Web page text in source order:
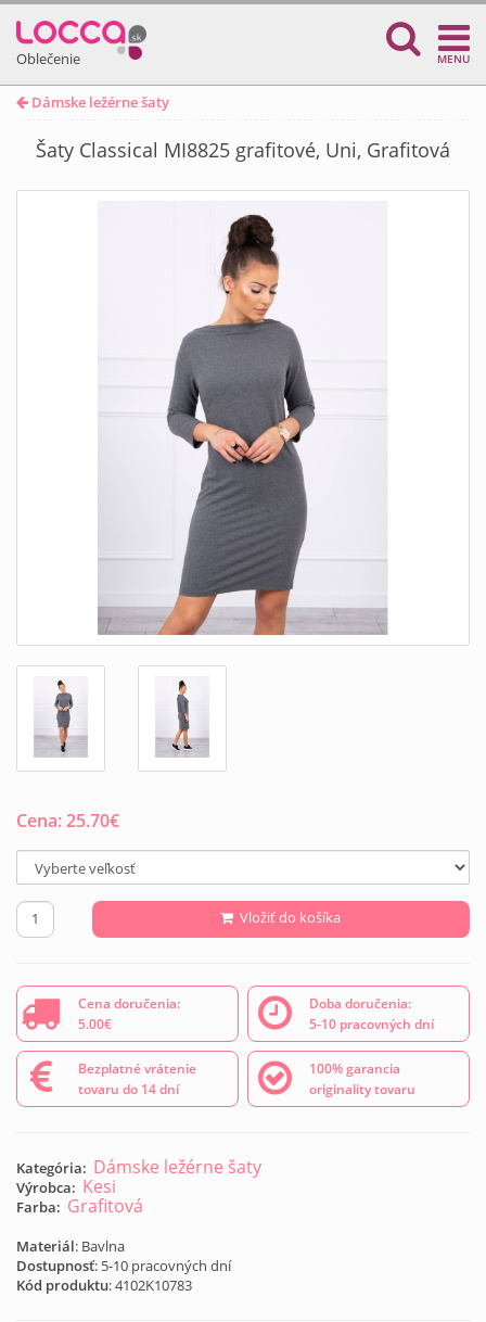
Oblečenie MENU
Dámske ležérne šaty
Šaty Classical MI8825 grafitové, Uni, Grafitová
Cena:25.70€
Vložiť do košíka
Cena doručenia:
5.00€
Doba doručenia:
5-10 pracovných dní
Bezplatné vrátenie
tovaru do 14 dní
100% garancia
originality tovaru
Kategória: Dámske ležérne šaty
Výrobca: Kesi
Farba: Grafitová
Materiál: Bavlna
Dostupnosť: 5-10 pracovných dní
Kód produktu:4102K10783